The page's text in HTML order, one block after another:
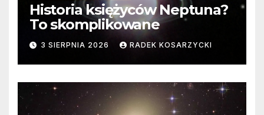
Historia księżyców Neptuna?
To skomplikowane
3 SIERPNIA 2026 RADEK KOSARZYCKI